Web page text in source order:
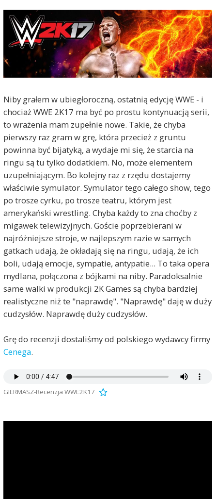
Niby grałem w ubiegłoroczną, ostatnią edycję WWE - i
chociaż WWE 2K17 ma być po prostu kontynuacją serii,
to wrażenia mam zupełnie nowe. Takie, że chyba
pierwszy raz gram w grę, która przecież z gruntu
powinna być bijatyką, a wydaje mi się, że starcia na
ringu są tu tylko dodatkiem. No, może elementem
uzupełniającym. Bo kolejny raz z rzędu dostajemy
właściwie symulator. Symulator tego całego show, tego
po trosze cyrku, po trosze teatru, którym jest
amerykański wrestling. Chyba każdy to zna choćby z
migawek telewizyjnych. Goście poprzebierani w
najróżniejsze stroje, w najlepszym razie w samych
gatkach udają, że okładają się na ringu, udają, że ich
boli, udają emocje, sympatie, antypatie... To taka opera
mydlana, połączona z bójkami na niby. Paradoksalnie
same walki w produkcji 2K Games są chyba bardziej
realistyczne niż te "naprawdę". "Naprawdę" daję w duży
cudzysłów. Naprawdę duży cudzysłów.
Grę do recenzji dostaliśmy od polskiego wydawcy firmy
Cenega.
GIERMASZ-Recenzja WWE2K17